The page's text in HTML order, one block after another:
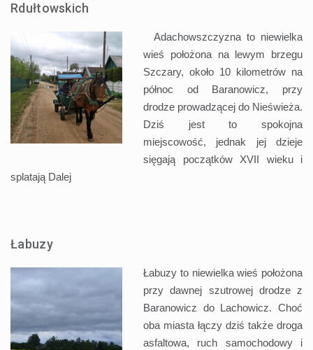
Rdułtowskich
Adachowszczyzna to niewielka
wieś położona na lewym brzegu
Szczary, około 10 kilometrów na
północ od Baranowicz, przy
drodze prowadzącej do Nieświeża.
Dziś jest to spokojna
miejscowość, jednak jej dzieje
sięgają początków XVII wieku i
splatają Dalej
Łabuzy
Łabuzy to niewielka wieś położona
przy dawnej szutrowej drodze z
Baranowicz do Lachowicz. Choć
oba miasta łączy dziś także droga
asfaltowa, ruch samochodowy i